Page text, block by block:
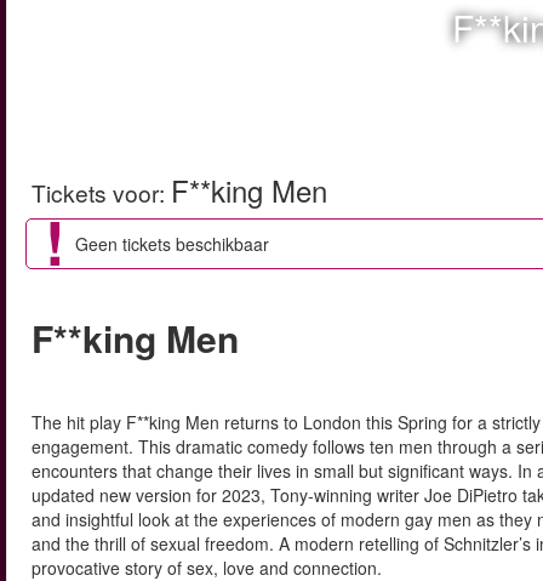
Tickets voor: F**king Men
Geen tickets beschikbaar
F**king Men
The hit play F**king Men returns to London this Spring for a
engagement. This dramatic comedy follows ten men through a
encounters that change their lives in small but significant ways. In
updated new version for 2023, Tony-winning writer Joe DiPietro
and insightful look at the experiences of modern gay men as
and the thrill of sexual freedom. A modern retelling of
provocative story of sex, love and connection.